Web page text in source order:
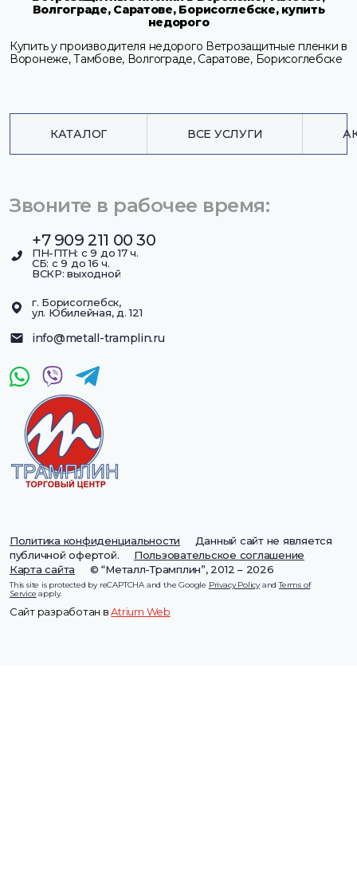
Волгограде, Саратове, Борисоглебске, купить
недорого
Купить у производителя недорого Ветрозащитные пленки в
Воронеже, Тамбове, Волгограде, Саратове, Борисоглебске
КАТАЛОГ ВСЕ УСЛУГИ
Звоните в рабочее время:
+7 909 211 00 30
ПН-ПТН: с 9 до 17 ч.
СБ: с 9 до 16 ч.
ВСКР: выходной
г. Борисоглебск,
ул. Юбилейная, д. 121
info@metall-tramplin.ru
Политика конфиденциальности
Данный сайт не является
публичной офертой.
Пользовательское соглашение
Карта сайта
© “Металл-Трамплин”, 2012 – 2026
This site is protected by reCAPTCHA and the Google Privacy PolicyandTerms of
Service apply.
Сайт разработан вAtrium Web